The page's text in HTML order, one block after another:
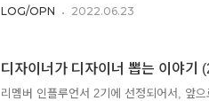
고 해야 하나? ^^ 영어는 중학교 때부터 워
야동)가 나한테 좀 맞는지라 일어는 생각날
카나를 뗀 수준이고, 독일어는 1년 전부터
LOG/OPN 2022.06.23
디자이너가 디자이너 뽑는 이야기
리멤버 인플루언서 2기에 선정되어서, 앞